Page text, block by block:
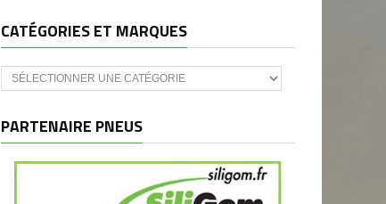
CATÉGORIES ET MARQUES
Catégories
et
PARTENAIRE PNEUS